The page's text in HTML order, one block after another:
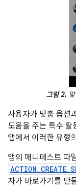
그림 2.
사용자가 맞춤 옵션
도움을 주는 특수 활
앱에서 이러한 유형
앱의 매니페스트 파
자가 바로가기를 만